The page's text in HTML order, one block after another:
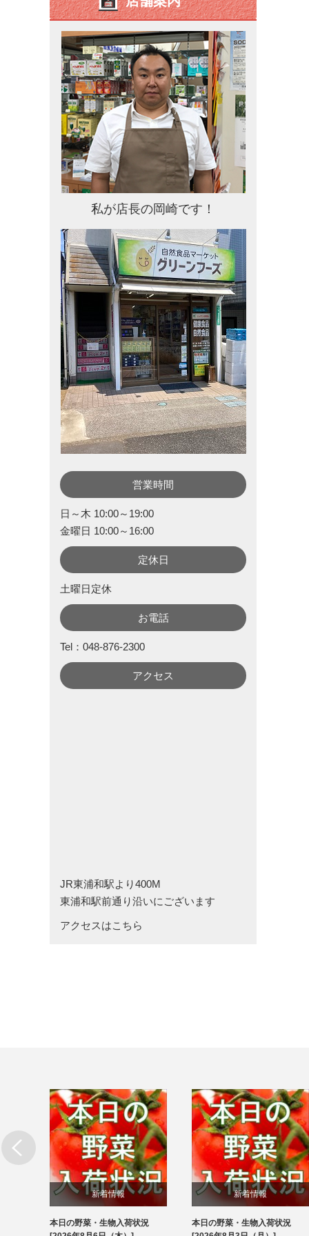
私が店長の岡崎です！
営業時間
日～木 10:00～19:00
金曜日 10:00～16:00
定休日
土曜日定休
お電話
Tel：048-876-2300
アクセス
JR東浦和駅より400M
東浦和駅前通り沿いにございます
アクセスはこちら
新着情報
ブログ
本日の野菜・生物入荷状況
新着情報
ブログ
本日の野菜・生物入荷状況